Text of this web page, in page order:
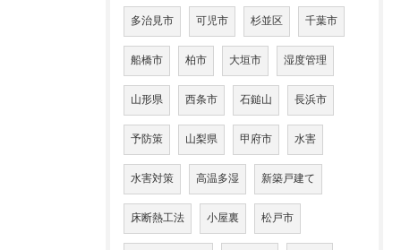
多治見市 可児市 杉並区 千葉市
船橋市 柏市 大垣市 湿度管理
山形県 西条市 石鎚山 長浜市
予防策 山梨県 甲府市 水害
水害対策 高温多湿 新築戸建て
床断熱工法 小屋裏 松戸市